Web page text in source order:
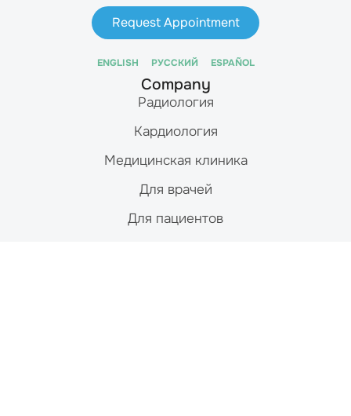
Request Appointment
ENGLISH РУССКИЙ ESPAÑOL
Company
Радиология
Кардиология
Медицинская клиника
Для врачей
Для пациентов